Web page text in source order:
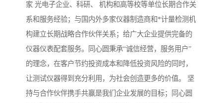
家 光电子企业、科研、 机构和高等校等单位长期合作关
系和服务经验；与国内外多家仪器制造商和*计量检测机
构建立长期战略合作伙伴关系；给广大企业提供完备的
仪器仪表配套服务。同心圆秉承“诚信经营，服务用户”
的理念，在客户节约投资成本和降低投资风险的同时，
让测试仪器得到充分利用，为社会创造更多的价值。 坚
持与合作伙伴携手共赢是我们企业发展的目标；同心圆